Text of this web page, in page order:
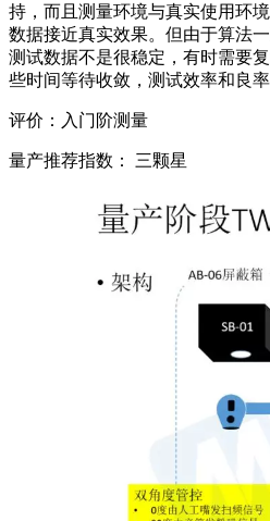
持，而且测量环境与真实使用环
数据接近真实效果。但由于算法
测试数据不是很稳定，有时需要
些时间等待收敛，测试效率和良率
评价：入门阶测量
量产推荐指数： 三颗星